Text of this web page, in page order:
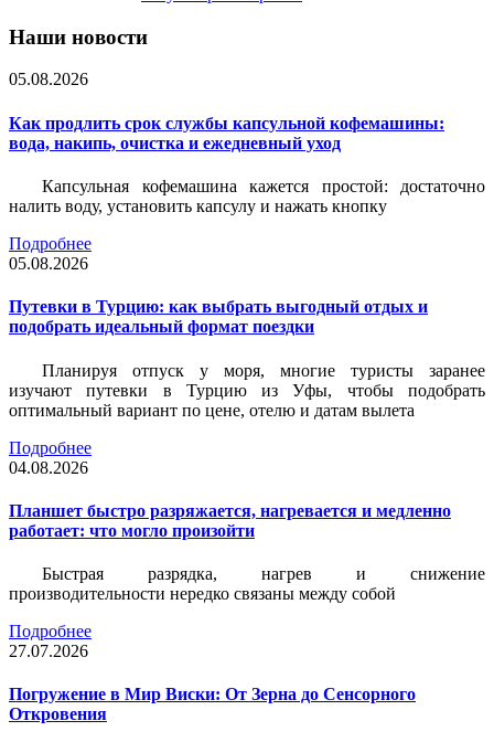
Наши новости
05.08.2026
Как продлить срок службы капсульной кофемашины:
вода, накипь, очистка и ежедневный уход
Капсульная кофемашина кажется простой: достаточно
налить воду, установить капсулу и нажать кнопку
Подробнее
05.08.2026
Путевки в Турцию: как выбрать выгодный отдых и
подобрать идеальный формат поездки
Планируя отпуск у моря, многие туристы заранее
изучают путевки в Турцию из Уфы, чтобы подобрать
оптимальный вариант по цене, отелю и датам вылета
Подробнее
04.08.2026
Планшет быстро разряжается, нагревается и медленно
работает: что могло произойти
Быстрая разрядка, нагрев и снижение
производительности нередко связаны между собой
Подробнее
27.07.2026
Погружение в Мир Виски: От Зерна до Сенсорного
Откровения